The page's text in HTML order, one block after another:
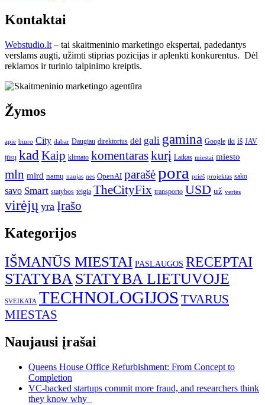
Kontaktai
Webstudio.lt – tai skaitmeninio marketingo ekspertai, padedantys
verslams augti, užimti stiprias pozicijas ir aplenkti konkurentus. Dėl
reklamos ir turinio talpinimo kreiptis.
Žymos
apie biuro City dabar Daugiau direktorius dėl gali gamina Google iki iš JAV
jūsų kad Kaip klimato komentaraskurį Laikas miestai miesto
mln mlrd namų naujas nes OpenAI parašėpora prieš projektas sako
savo Smart statybos teigia TheCityFix transporto USD už vertės
virėjų yra Įrašo
Kategorijos
IŠMANŪS MIESTAI PASLAUGOS RECEPTAI
STATYBASTATYBA LIETUVOJE
SVEIKATA TECHNOLOGIJOS TVARUS
MIESTAS
Naujausi įrašai
Queens House Office Refurbishment: From Concept to
Completion
VC-backed startups commit more fraud, and researchers think
they know why